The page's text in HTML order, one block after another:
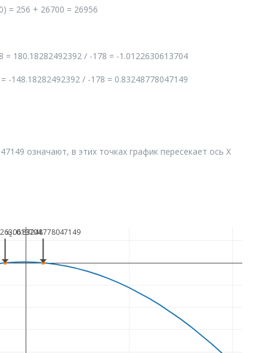
= 256 + 26700 = 26956
180.18282492392 / -178 = -1.0122630613704
-148.18282492392 / -178 = 0.83248778047149
означают, в этих точках график пересекает ось X
x2: 0.83248778047149